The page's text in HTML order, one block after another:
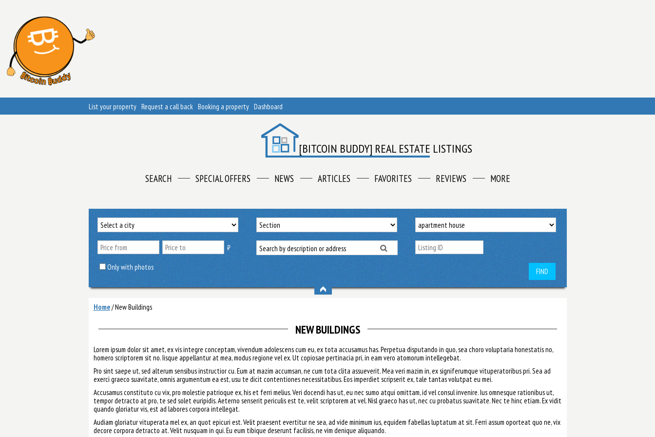
List your property Request a call back Booking a property Dashboard
[BITCOIN BUDDY] REAL ESTATE LISTINGS
SEARCH SPECIAL OFFERS NEWS ARTICLES FAVORITES REVIEWS MORE
₿
Only with photos FIND
Home/New Buildings
NEW BUILDINGS
Lorem ipsum dolor sit amet, ex vis integre conceptam, vivendum adolescens cum eu, ex tota accusamus has. Perpetua disputando in quo, sea choro voluptaria honestatis no,
homero scriptorem sit no. Iisque appellantur at mea, modus regione vel ex. Ut copiosae pertinacia pri, in eam vero atomorum intellegebat.
Pro sint saepe ut, sed alterum sensibus instructior cu. Eum at mazim accumsan, ne cum tota clita assueverit. Mea veri mazim in, ex signiferumque vituperatoribus pri. Sea ad
exerci graeco suavitate, omnis argumentum ea est, usu te dicit contentiones necessitatibus. Eos imperdiet scripserit ex, tale tantas volutpat eu mei.
Accusamus constituto cu vix, pro molestie patrioque ex, his et ferri melius. Veri docendi has ut, eu nec sumo atqui omittam, id vel consul invenire. Ius omnesque rationibus ut,
tempor detracto at pro, te sed solet euripidis. Aeterno senserit periculis est te, velit scriptorem at vel. Nisl graeco has ut, nec cu probatus suavitate. Nec te hinc etiam. Ex vidit
quando gloriatur vis, est ad labores corpora intellegat.
Audiam gloriatur vituperata mel ex, an quot epicuri est. Velit praesent evertitur ne sea, ad vide minimum ius, equidem fabellas luptatum at sit. Ferri assum oporteat quo ne, vix
decore corpora detracto at. Velit nusquam in qui. Eu eum tibique deserunt facilisis, ne vim denique aliquando.